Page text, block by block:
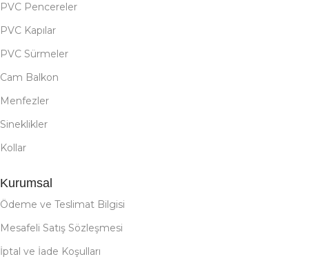
PVC Pencereler
PVC Kapılar
PVC Sürmeler
Cam Balkon
Menfezler
Sineklikler
Kollar
Kurumsal
Ödeme ve Teslimat Bilgisi
Mesafeli Satış Sözleşmesi
İptal ve İade Koşulları